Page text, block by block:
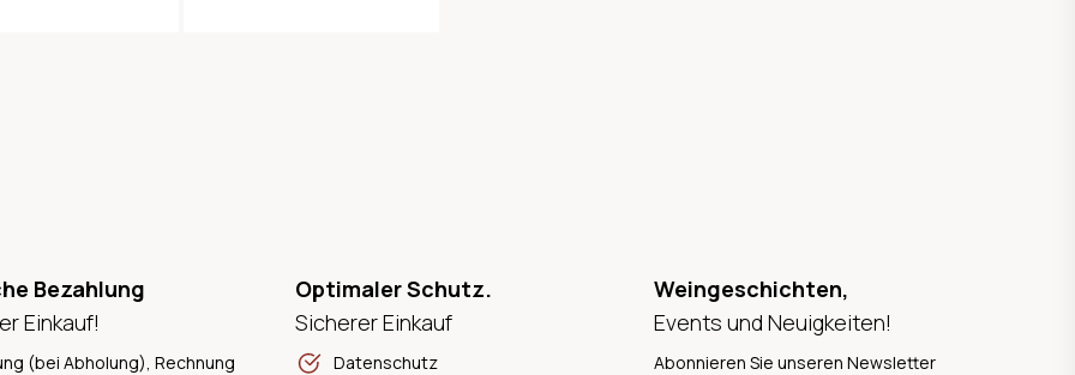
Bezahlung
Einkauf!
(bei Abholung), Rechnung
Optimaler Schutz.
Sicherer Einkauf
Datenschutz
Weingeschichten,
Events und Neuigkeiten!
Abonnieren Sie unseren Newsletter